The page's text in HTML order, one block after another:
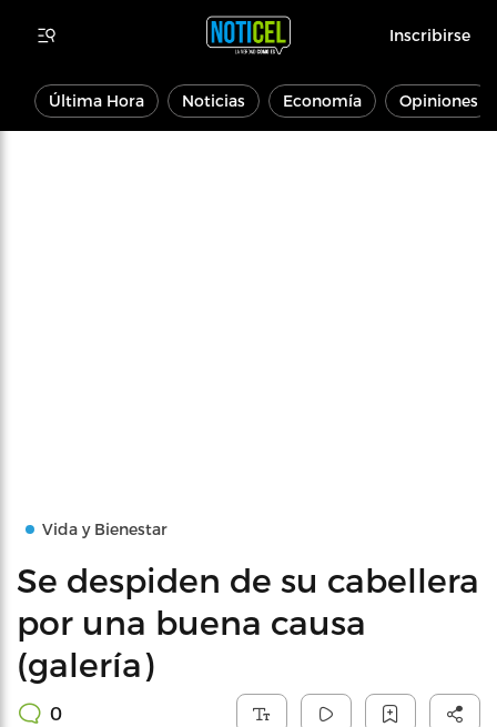
Inscribirse
Última Hora Noticias Economía Opiniones
Vida y Bienestar
Se despiden de su cabellera
por una buena causa
(galería)
0